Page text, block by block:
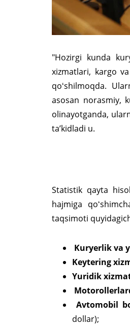
"Hozirgi kunda
xizmatlari, kargo
qoʻshilmoqda.
asosan norasmiy,
olinayotganda,
taʼkidladi u.
Statistik qayta
hajmiga
taqsimoti
Kuryerlik va
Keytering
Yuridik
Avtomobil
dollar);